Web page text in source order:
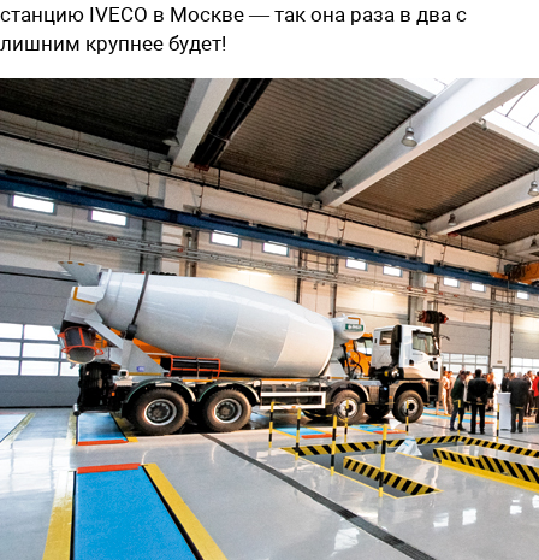
станцию IVECO в Москве — так она раза в два с
лишним крупнее будет!